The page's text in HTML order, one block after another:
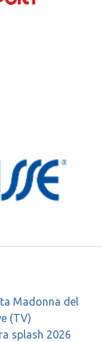
Madonna del
(TV)
splash 2026